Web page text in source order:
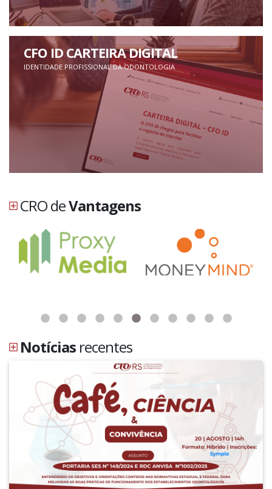
CFO ID CARTEIRA DIGITAL
IDENTIDADE PROFISSIONAL DA ODONTOLOGIA
CRO deVantagens
Notícias recentes